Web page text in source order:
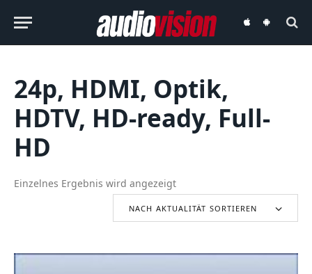
audiovisionaudiovision
24p, HDMI, Optik,
HDTV, HD-ready, Full-
HD
Einzelnes Ergebnis wird angezeigt
NACH AKTUALITÄT SORTIEREN